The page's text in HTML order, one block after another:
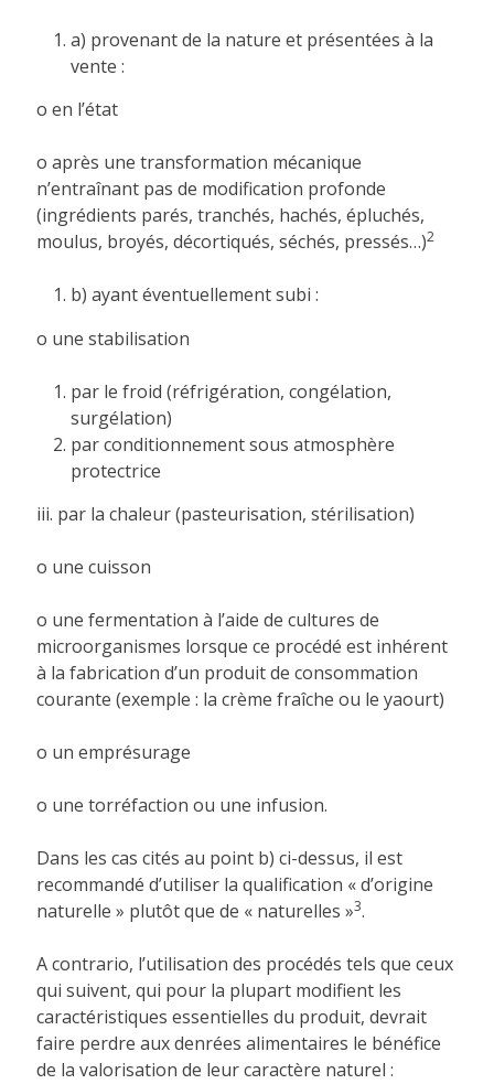
a) provenant de la nature et présentées à la
vente :
o en l’état
o après une transformation mécanique
n’entraînant pas de modification profonde
(ingrédients parés, tranchés, hachés, épluchés,
moulus, broyés, décortiqués, séchés, pressés…)2
b) ayant éventuellement subi :
o une stabilisation
par le froid (réfrigération, congélation,
surgélation)
par conditionnement sous atmosphère
protectrice
iii. par la chaleur (pasteurisation, stérilisation)
o une cuisson
o une fermentation à l’aide de cultures de
microorganismes lorsque ce procédé est inhérent
à la fabrication d’un produit de consommation
courante (exemple : la crème fraîche ou le yaourt)
o un emprésurage
o une torréfaction ou une infusion.
Dans les cas cités au point b) ci-dessus, il est
recommandé d’utiliser la qualification « d’origine
naturelle » plutôt que de « naturelles »3.
A contrario, l’utilisation des procédés tels que ceux
qui suivent, qui pour la plupart modifient les
caractéristiques essentielles du produit, devrait
faire perdre aux denrées alimentaires le bénéfice
de la valorisation de leur caractère naturel :